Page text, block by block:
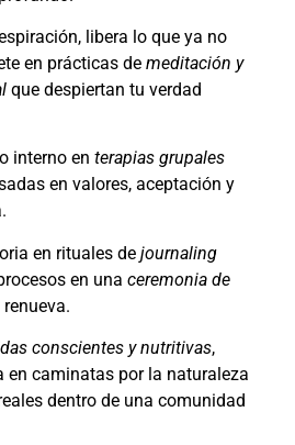
libera lo que ya no
en prácticas de meditación y
que despiertan tu verdad
interno enterapias grupales
en valores, aceptación y
en rituales dejournaling
en una ceremonia de
conscientes y nutritivas,
en caminatas por la naturaleza
dentro de una comunidad